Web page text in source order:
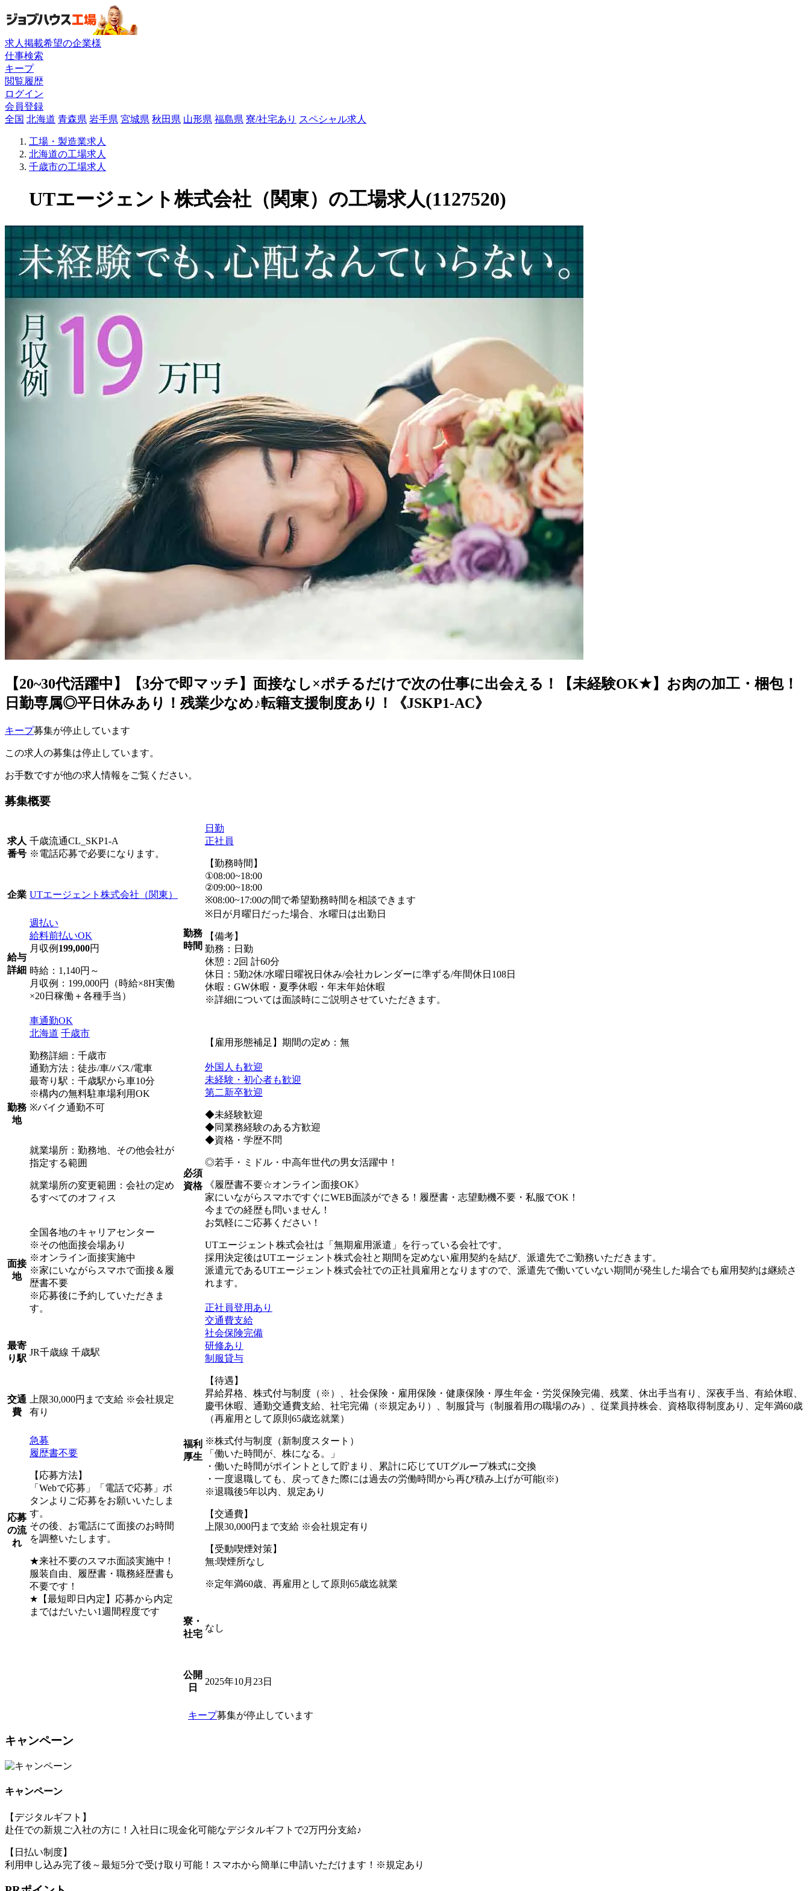
求人掲載希望の企業様
仕事検索
キープ
閲覧履歴
ログイン
会員登録
全国 北海道 青森県 岩手県 宮城県 秋田県 山形県 福島県 寮/社宅あり スペシャル求人
工場・製造業求人
北海道の工場求人
千歳市の工場求人
UTエージェント株式会社（関東）の工場求人(1127520)
【20~30代活躍中】【3分で即マッチ】面接なし×ポチるだけで次の仕事に出会える！【未経験OK★】お肉の加工・梱包！
日勤専属◎平日休みあり！残業少なめ♪転籍支援制度あり！《JSKP1-AC》
キープ募集が停止しています
この求人の募集は停止しています。
お手数ですが他の求人情報をご覧ください。
募集概要
求人
番号
千歳流通CL_SKP1-A
※電話応募で必要になります。
企業 UTエージェント株式会社（関東）
給与
詳細
週払い
給料前払いOK
月収例 199,000円
時給：1,140円～
月収例：199,000円（時給×8H実働
×20日稼働＋各種手当）
勤務
地
車通勤OK
北海道 千歳市
勤務詳細：千歳市
通勤方法：徒歩/車/バス/電車
最寄り駅：千歳駅から車10分
※構内の無料駐車場利用OK
※バイク通勤不可
就業場所：勤務地、その他会社が
指定する範囲
就業場所の変更範囲：会社の定め
るすべてのオフィス
面接
地
全国各地のキャリアセンター
※その他面接会場あり
※オンライン面接実施中
※家にいながらスマホで面接＆履
歴書不要
※応募後に予約していただきま
す。
最寄
り駅
JR千歳線 千歳駅
交通
費
上限30,000円まで支給 ※会社規定
有り
応募
の流
れ
急募
履歴書不要
【応募方法】
「Webで応募」「電話で応募」ボ
タンよりご応募をお願いいたしま
す。
その後、お電話にて面接のお時間
を調整いたします。
★来社不要のスマホ面談実施中！
服装自由、履歴書・職務経歴書も
不要です！
★【最短即日内定】応募から内定
まではだいたい1週間程度です
勤務
時間
日勤
正社員
【勤務時間】
①08:00~18:00
②09:00~18:00
※08:00~17:00の間で希望勤務時間を相談できます
※日が月曜日だった場合、水曜日は出勤日
【備考】
勤務：日勤
休憩：2回 計60分
休日：5勤2休/水曜日曜祝日休み/会社カレンダーに準ずる/年間休日108日
休暇：GW休暇・夏季休暇・年末年始休暇
※詳細については面談時にご説明させていただきます。
【雇用形態補足】期間の定め：無
必須
資格
外国人も歓迎
未経験・初心者も歓迎
第二新卒歓迎
◆未経験歓迎
◆同業務経験のある方歓迎
◆資格・学歴不問
◎若手・ミドル・中高年世代の男女活躍中！
《履歴書不要☆オンライン面接OK》
家にいながらスマホですぐにWEB面談ができる！履歴書・志望動機不要・私服でOK！
今までの経歴も問いません！
お気軽にご応募ください！
UTエージェント株式会社は「無期雇用派遣」を行っている会社です。
採用決定後はUTエージェント株式会社と期間を定めない雇用契約を結び、派遣先でご勤務いただきます。
派遣元であるUTエージェント株式会社での正社員雇用となりますので、派遣先で働いていない期間が発生した場合でも雇用契約は継続さ
れます。
福利
厚生
正社員登用あり
交通費支給
社会保険完備
研修あり
制服貸与
【待遇】
昇給昇格、株式付与制度（※）、社会保険・雇用保険・健康保険・厚生年金・労災保険完備、残業、休出手当有り、深夜手当、有給休暇、
慶弔休暇、通勤交通費支給、社宅完備（※規定あり）、制服貸与（制服着用の職場のみ）、従業員持株会、資格取得制度あり、定年満60歳
（再雇用として原則65歳迄就業）
※株式付与制度（新制度スタート）
「働いた時間が、株になる。」
・働いた時間がポイントとして貯まり、累計に応じてUTグループ株式に交換
・一度退職しても、戻ってきた際には過去の労働時間から再び積み上げが可能(※)
※退職後5年以内、規定あり
【交通費】
上限30,000円まで支給 ※会社規定有り
【受動喫煙対策】
無:喫煙所なし
※定年満60歳、再雇用として原則65歳迄就業
寮・
社宅
なし
公開
日
2025年10月23日
キープ募集が停止しています
キャンペーン
キャンペーン
【デジタルギフト】
赴任での新規ご入社の方に！入社日に現金化可能なデジタルギフトで2万円分支給♪
【日払い制度】
利用申し込み完了後～最短5分で受け取り可能！スマホから簡単に申請いただけます！※規定あり